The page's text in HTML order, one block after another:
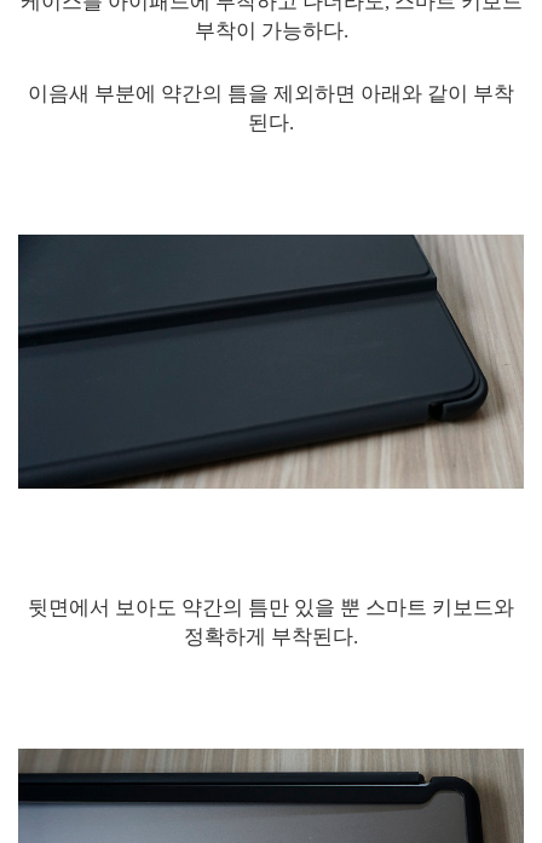
부착이 가능하다.
이음새 부분에 약간의 틈을 제외하면 아래와 같이 부착
된다.
뒷면에서 보아도 약간의 틈만 있을 뿐 스마트 키보드와
정확하게 부착된다.